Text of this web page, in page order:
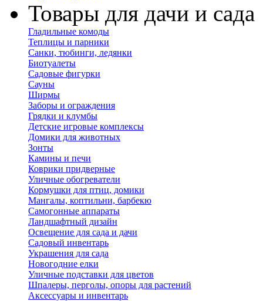
Товары для дачи и сада
Гладильные комоды
Теплицы и парники
Санки, тюбинги, ледянки
Биотуалеты
Садовые фигурки
Сауны
Ширмы
Заборы и ограждения
Грядки и клумбы
Детские игровые комплексы
Домики для животных
Зонты
Камины и печи
Коврики придверные
Уличные обогреватели
Кормушки для птиц, домики
Мангалы, коптильни, барбекю
Самогонные аппараты
Ландшафтный дизайн
Освещение для сада и дачи
Садовый инвентарь
Украшения для сада
Новогодние елки
Уличные подставки для цветов
Шпалеры, перголы, опоры для растений
Аксессуары и инвентарь